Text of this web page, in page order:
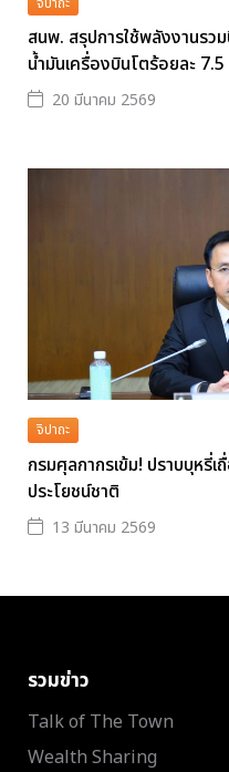
สนพ. สรุปการใช้พลังงานร
น้ำมันเครื่องบินโตร้อยละ
20 มีนาคม 2569
จิปาถะ
กรมศุลกากรเข้ม! ปราบบุหรี่
ประโยชน์ชาติ
13 มีนาคม 2569
รวมข่าว
Talk of The Town
Wealth Sharing